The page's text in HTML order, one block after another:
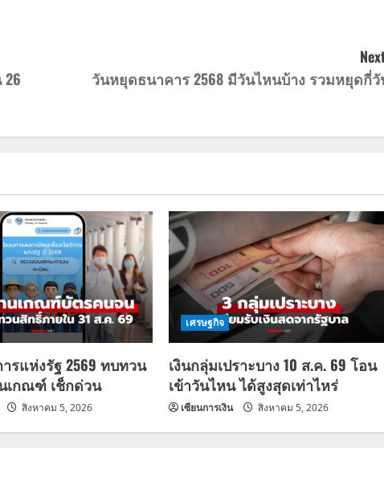
วันหยุดธนาคาร 2568 มีวันไหนบ้าง รวมหยุดกี่
รแห่งรัฐ 2569 ทบทวน
เกณฑ์ เช็กด่วน
สิงหาคม 5, 2026
เศรษฐกิจ
เงินกลุ่มเปราะบาง 10 ส.ค. 69 โอน
เข้าวันไหน ได้สูงสุดเท่าไหร่
เซียนการเงิน สิงหาคม 5, 2026